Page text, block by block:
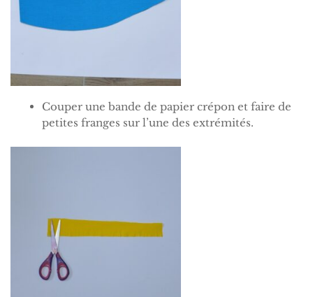
Couper une bande de papier crépon et faire de
petites franges sur l’une des extrémités.